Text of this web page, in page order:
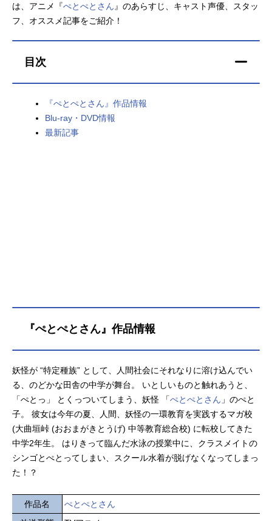
アニメ映画一覧
今期アニメ曜日別一覧
春アニメ
男性声優/女性声優一覧
は、アニメ『ぺとぺとさん 』のあらすじ、キャスト声優、スタッ
フ、オススメ記事をご紹介！
目次
『ぺとぺとさん』作品情報
Blu-ray・DVD情報
最新記事
『ぺとぺとさん』作品情報
妖怪が “特定種族” として、人間社会にそれなりに溶け込んでい
る、のどかな田舎の中学が舞台。 いとしいものと触れあうと、
「ぺとっ」 とくっついてしまう、妖怪 「ぺとぺとさん 」のぺと
子。 彼女は今年の夏、人間、妖怪の一環教育を実践するマガ校
(大曲垣峠 (おおまがきとうげ) 中等教育総合校) に転校してきた
中学2年生。 はりきって臨んだ水泳の授業中に、クラスメイトの
シンゴとぺとってしまい、スクール水着が脱げなくなってしまっ
た！？
作品名
ぺとぺとさん